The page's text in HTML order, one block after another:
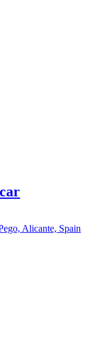
Alicante, Spain